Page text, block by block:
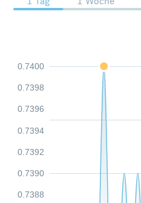
0.7388
0.7390
0.7392
0.7394
0.7396
0.7398
0.7400